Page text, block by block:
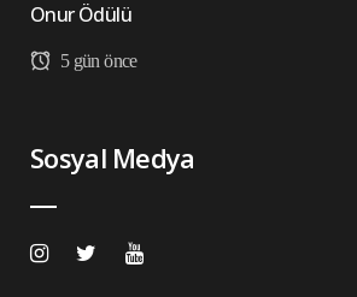
Onur Ödülü
5 gün önce
Sosyal Medya